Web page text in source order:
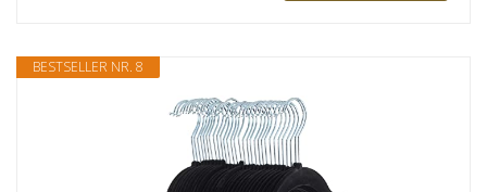
BESTSELLER NR. 8